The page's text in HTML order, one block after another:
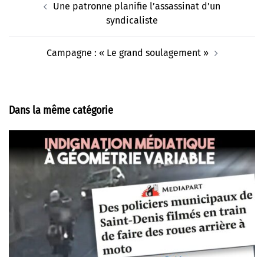
d’article
Une patronne planifie l’assassinat d’un
syndicaliste
Campagne : « Le grand soulagement »
Dans la même catégorie